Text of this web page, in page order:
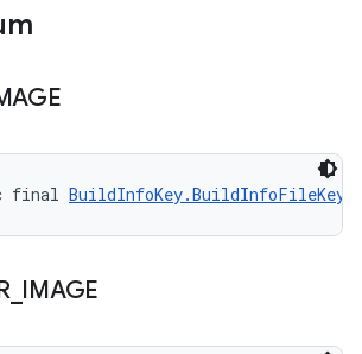
final BuildInfoKey.BuildInfoFileKey
_ IMAGE